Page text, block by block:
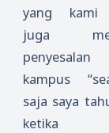
yang kami
juga
kampus
saja saya
ketika